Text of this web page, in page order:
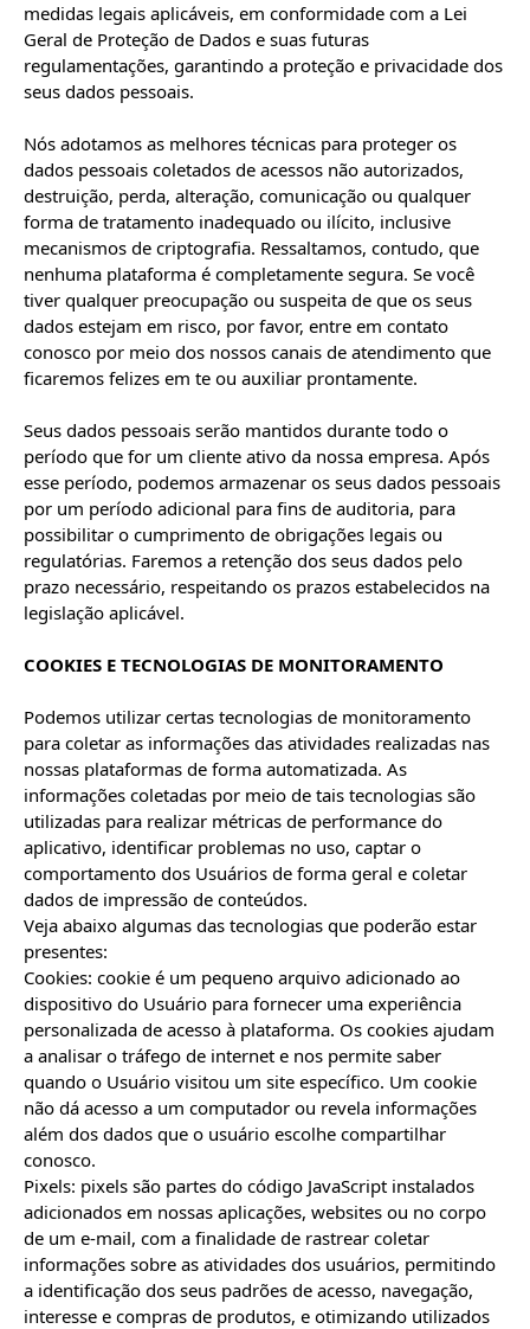
medidas legais aplicáveis, em conformidade com a Lei
Geral de Proteção de Dados e suas futuras
regulamentações, garantindo a proteção e privacidade dos
seus dados pessoais.
Nós adotamos as melhores técnicas para proteger os
dados pessoais coletados de acessos não autorizados,
destruição, perda, alteração, comunicação ou qualquer
forma de tratamento inadequado ou ilícito, inclusive
mecanismos de criptografia. Ressaltamos, contudo, que
nenhuma plataforma é completamente segura. Se você
tiver qualquer preocupação ou suspeita de que os seus
dados estejam em risco, por favor, entre em contato
conosco por meio dos nossos canais de atendimento que
ficaremos felizes em te ou auxiliar prontamente.
Seus dados pessoais serão mantidos durante todo o
período que for um cliente ativo da nossa empresa. Após
esse período, podemos armazenar os seus dados pessoais
por um período adicional para fins de auditoria, para
possibilitar o cumprimento de obrigações legais ou
regulatórias. Faremos a retenção dos seus dados pelo
prazo necessário, respeitando os prazos estabelecidos na
legislação aplicável.
COOKIES E TECNOLOGIAS DE MONITORAMENTO
Podemos utilizar certas tecnologias de monitoramento
para coletar as informações das atividades realizadas nas
nossas plataformas de forma automatizada. As
informações coletadas por meio de tais tecnologias são
utilizadas para realizar métricas de performance do
aplicativo, identificar problemas no uso, captar o
comportamento dos Usuários de forma geral e coletar
dados de impressão de conteúdos.
Veja abaixo algumas das tecnologias que poderão estar
presentes:
Cookies: cookie é um pequeno arquivo adicionado ao
dispositivo do Usuário para fornecer uma experiência
personalizada de acesso à plataforma. Os cookies ajudam
a analisar o tráfego de internet e nos permite saber
quando o Usuário visitou um site específico. Um cookie
não dá acesso a um computador ou revela informações
além dos dados que o usuário escolhe compartilhar
conosco.
Pixels: pixels são partes do código JavaScript instalados
adicionados em nossas aplicações, websites ou no corpo
de um e-mail, com a finalidade de rastrear coletar
informações sobre as atividades dos usuários, permitindo
a identificação dos seus padrões de acesso, navegação,
interesse e compras de produtos, e otimizando utilizados